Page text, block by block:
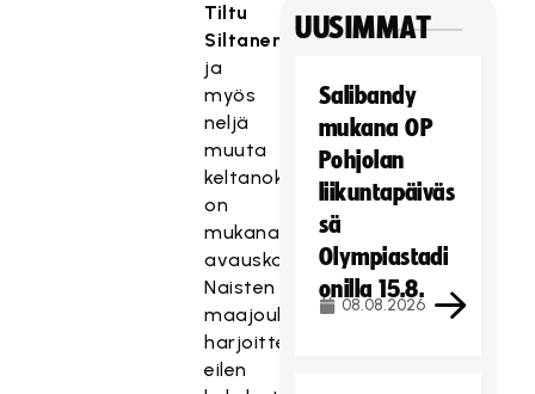
Tiltu
Siltanen
ja
myös
neljä
muuta
keltanokkaa
on
mukana
avauskokoonpanossa.
Naisten
maajoukkue
harjoitteli
eilen
UUSIMMAT
Salibandy
mukana OP
Pohjolan
liikuntapäiväs
sä
Olympiastadi
onilla 15.8.
08.08.2026